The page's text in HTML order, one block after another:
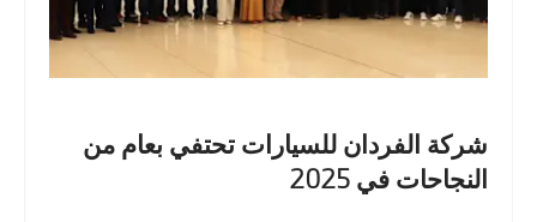
شركة الفردان للسيارات تحتفي بعام من
النجاحات في 2025